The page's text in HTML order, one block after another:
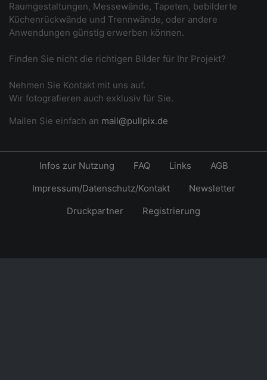
Raumgestaltungen, Messewände, Tapeten, bebilderte
Küchenrückwände und Trennwände, oder andere
Anwendungen günstig erwerben können.
Finden Sie nicht die richtigen Bilder für Ihr Projekt?
Nehmen Sie Kontakt mit uns auf.
Wir fotografieren auch exklusiv für Sie.
Mailen Sie einfach an mail@pullpix.de
Infos zur Nutzung FAQ Links
AGB
Impressum/Datenschutz/Kontakt
Newsletter
Druckpartner
Registrierung